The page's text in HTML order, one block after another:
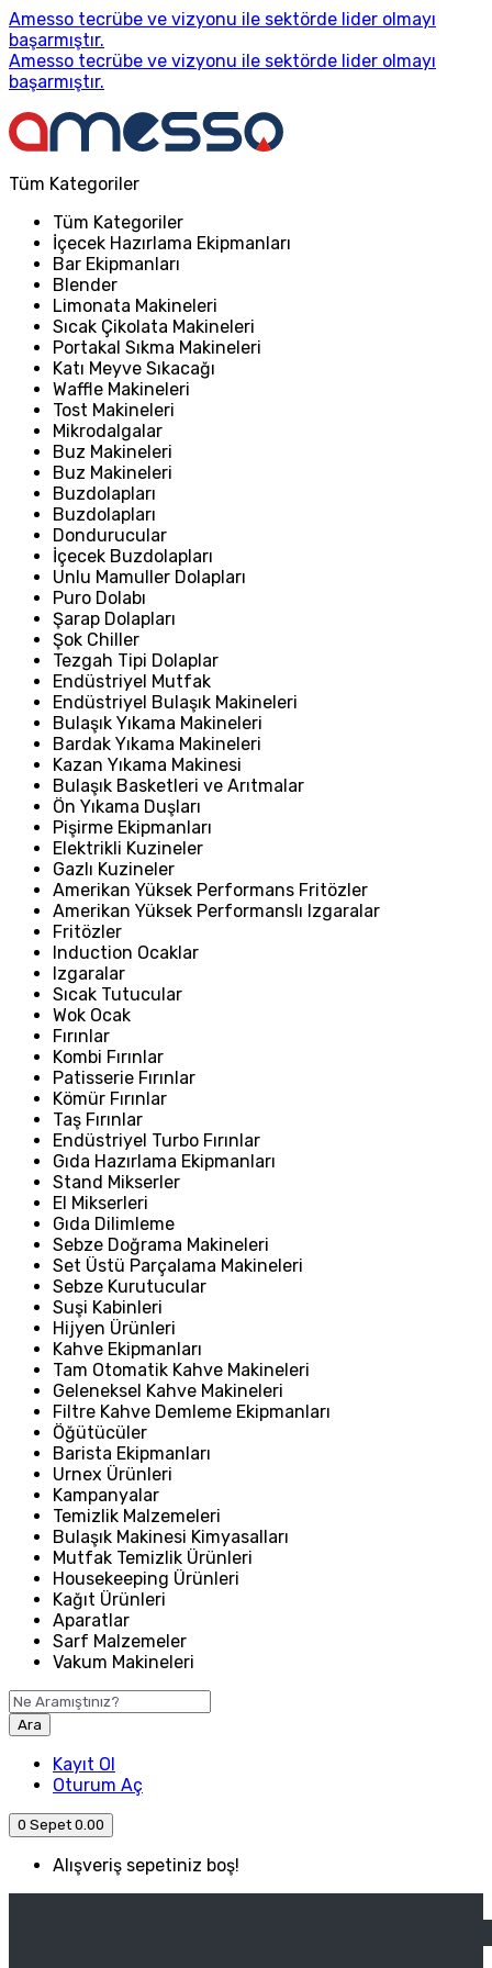
Amesso tecrübe ve vizyonu ile sektörde lider olmayı
başarmıştır.
Amesso tecrübe ve vizyonu ile sektörde lider olmayı
başarmıştır.
Tüm Kategoriler
Tüm Kategoriler
İçecek Hazırlama Ekipmanları
Bar Ekipmanları
Blender
Limonata Makineleri
Sıcak Çikolata Makineleri
Portakal Sıkma Makineleri
Katı Meyve Sıkacağı
Waffle Makineleri
Tost Makineleri
Mikrodalgalar
Buz Makineleri
Buz Makineleri
Buzdolapları
Buzdolapları
Dondurucular
İçecek Buzdolapları
Unlu Mamuller Dolapları
Puro Dolabı
Şarap Dolapları
Şok Chiller
Tezgah Tipi Dolaplar
Endüstriyel Mutfak
Endüstriyel Bulaşık Makineleri
Bulaşık Yıkama Makineleri
Bardak Yıkama Makineleri
Kazan Yıkama Makinesi
Bulaşık Basketleri ve Arıtmalar
Ön Yıkama Duşları
Pişirme Ekipmanları
Elektrikli Kuzineler
Gazlı Kuzineler
Amerikan Yüksek Performans Fritözler
Amerikan Yüksek Performanslı Izgaralar
Fritözler
Induction Ocaklar
Izgaralar
Sıcak Tutucular
Wok Ocak
Fırınlar
Kombi Fırınlar
Patisserie Fırınlar
Kömür Fırınlar
Taş Fırınlar
Endüstriyel Turbo Fırınlar
Gıda Hazırlama Ekipmanları
Stand Mikserler
El Mikserleri
Gıda Dilimleme
Sebze Doğrama Makineleri
Set Üstü Parçalama Makineleri
Sebze Kurutucular
Suşi Kabinleri
Hijyen Ürünleri
Kahve Ekipmanları
Tam Otomatik Kahve Makineleri
Geleneksel Kahve Makineleri
Filtre Kahve Demleme Ekipmanları
Öğütücüler
Barista Ekipmanları
Urnex Ürünleri
Kampanyalar
Temizlik Malzemeleri
Bulaşık Makinesi Kimyasalları
Mutfak Temizlik Ürünleri
Housekeeping Ürünleri
Kağıt Ürünleri
Aparatlar
Sarf Malzemeler
Vakum Makineleri
Ara
Kayıt Ol
Oturum Aç
0 Sepet 0.00
Alışveriş sepetiniz boş!